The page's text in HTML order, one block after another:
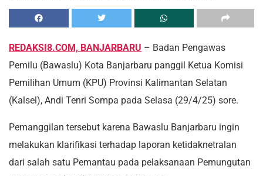
REDAKSI8.COM, BANJARBARU – Badan Pengawas
Pemilu (Bawaslu) Kota Banjarbaru panggil Ketua Komisi
Pemilihan Umum (KPU) Provinsi Kalimantan Selatan
(Kalsel), Andi Tenri Sompa pada Selasa (29/4/25) sore.
Pemanggilan tersebut karena Bawaslu Banjarbaru ingin
melakukan klarifikasi terhadap laporan ketidaknetralan
dari salah satu Pemantau pada pelaksanaan Pemungutan